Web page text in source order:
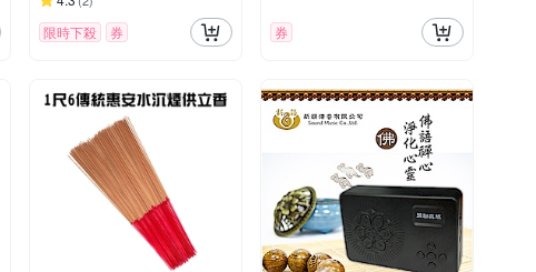
限時下殺 券 券